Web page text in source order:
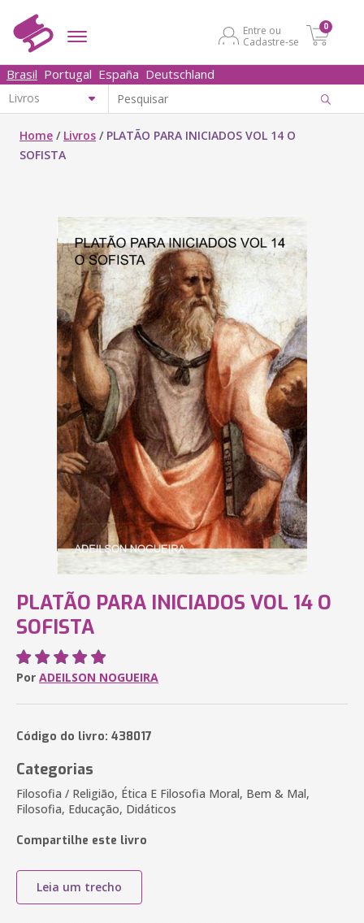
Entre ou
Cadastre-se
0
Brasil Portugal España Deutschland
Home / Livros / PLATÃO PARA INICIADOS VOL 14 O
SOFISTA
PLATÃO PARA INICIADOS VOL 14 O
SOFISTA
Por ADEILSON NOGUEIRA
Código do livro: 438017
Categorias
Filosofia / Religião, Ética E Filosofia Moral, Bem & Mal,
Filosofia, Educação, Didáticos
Compartilhe este livro
Leia um trecho